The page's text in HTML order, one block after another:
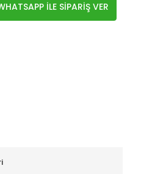
İLE SİPARİŞ VER